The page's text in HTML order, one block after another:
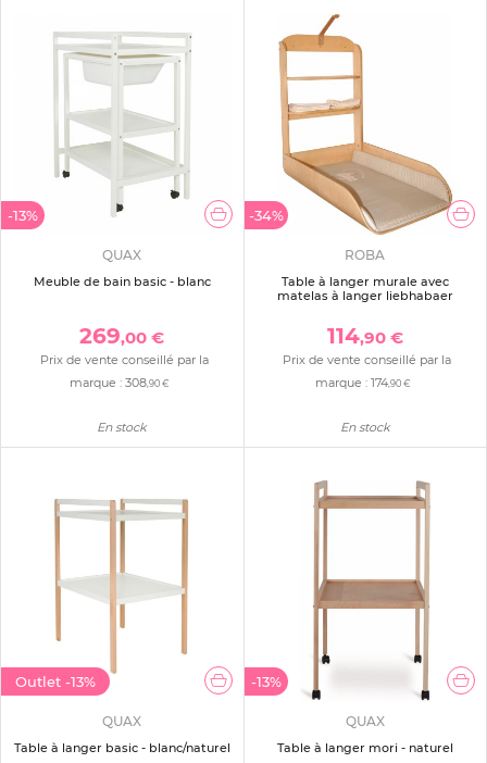
-13%
QUAX
Meuble de bain basic - blanc
269,00 €
Prix de vente conseillé par la
marque :308,90 €
En stock
-34%
ROBA
Table à langer murale avec
matelas à langer liebhabaer
114,90 €
Prix de vente conseillé par la
marque : 174,90 €
En stock
Outlet -13%
QUAX
Table à langer basic - blanc/naturel
-13%
QUAX
Table à langer mori - naturel